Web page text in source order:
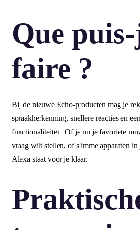
Que
faire ?
Bij de nieuwe Echo-producten mag je
spraakherkenning, snellere reacties en
functionaliteiten. Of je nu je favoriete
vraag wilt stellen, of slimme apparaten
Alexa staat voor je klaar.